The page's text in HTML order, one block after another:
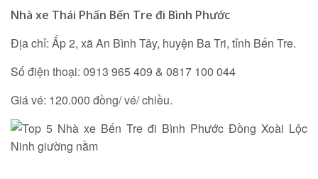
Nhà xe Thái Phấn Bến Tre đi Bình Phước
Địa chỉ: Ấp 2, xã An Bình Tây, huyện Ba Tri, tỉnh Bến Tre.
Số điện thoại: 0913 965 409 & 0817 100 044
Giá vé: 120.000 đồng/ vé/ chiều.